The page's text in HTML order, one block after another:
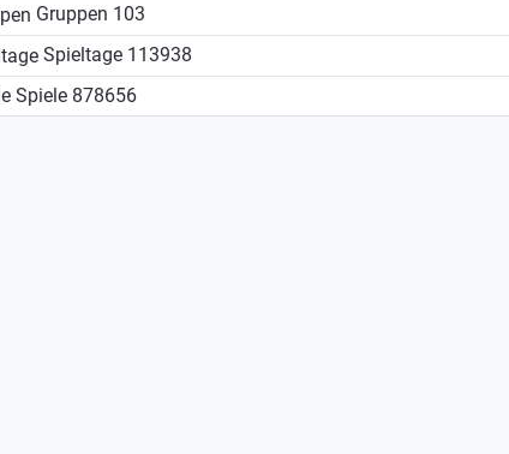
Gruppen 103
Spieltage 113938
Spiele 878656